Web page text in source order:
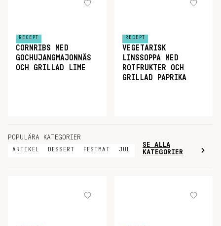
RECEPT
CORNRIBS MED
GOCHUJANGMAJONNÄS
OCH GRILLAD LIME
RECEPT
VEGETARISK
LINSSOPPA MED
ROTFRUKTER OCH
GRILLAD PAPRIKA
POPULÄRA KATEGORIER
ARTIKEL DESSERT FESTMAT JUL
SE ALLA
KATEGORIER